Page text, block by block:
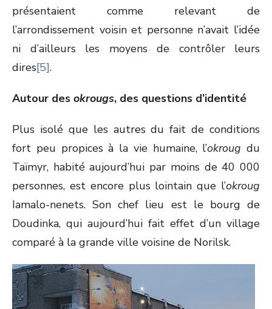
présentaient comme relevant de
l’arrondissement voisin et personne n’avait l’idée
ni d’ailleurs les moyens de contrôler leurs
dires[5].
Autour des okrougs, des questions d’identité
Plus isolé que les autres du fait de conditions
fort peu propices à la vie humaine, l’okroug du
Taïmyr, habité aujourd’hui par moins de 40 000
personnes, est encore plus lointain que l’okroug
Iamalo-nenets. Son chef lieu est le bourg de
Doudinka, qui aujourd’hui fait effet d’un village
comparé à la grande ville voisine de Norilsk.